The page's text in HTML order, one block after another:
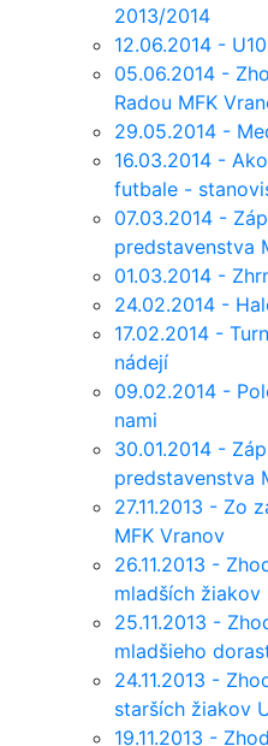
2013/2014
12.06.2014 -
05.06.2014 -
Radou MFK
29.05.2014 -
16.03.2014 -
futbale -
07.03.2014 -
predstavenstva
01.03.2014 -
24.02.2014 -
17.02.2014 -
nádejí
09.02.2014 -
nami
30.01.2014 -
predstavenstva
27.11.2013 - Zo
MFK Vranov
26.11.2013 -
mladších žiakov
25.11.2013 -
mladšieho
24.11.2013 -
starších žiakov
19.11.2013 -